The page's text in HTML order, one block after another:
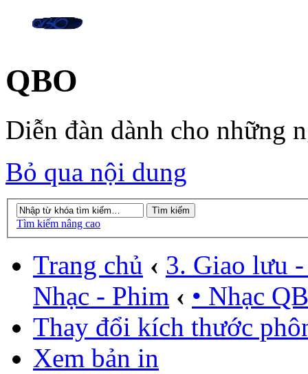
QBO
Diễn đàn dành cho những
Bỏ qua nội dung
Tìm kiếm nâng cao
Trang chủ ‹ 3. Giao lưu
Nhạc - Phim ‹ • Nhạc QB
Thay đổi kích thước
Xem bản in